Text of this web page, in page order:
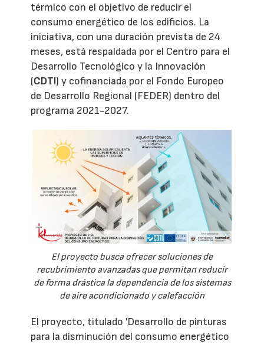
térmico con el objetivo de reducir el
consumo energético de los edificios. La
iniciativa, con una duración prevista de 24
meses, está respaldada por el Centro para el
Desarrollo Tecnológico y la Innovación
(CDTI) y cofinanciada por el Fondo Europeo
de Desarrollo Regional (FEDER) dentro del
programa 2021-2027.
El proyecto busca ofrecer soluciones de
recubrimiento avanzadas que permitan reducir
de forma drástica la dependencia de los sistemas
de aire acondicionado y calefacción
El proyecto, titulado 'Desarrollo de pinturas
para la disminución del consumo energético